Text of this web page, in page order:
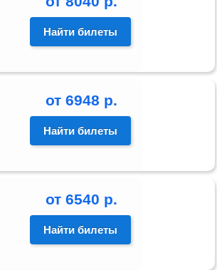
Найти билеты
от 6948 р.
Найти билеты
от 6540 р.
Найти билеты